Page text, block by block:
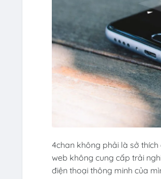
4chan không phải là sở
web không cung cấp trải
điện thoại thông minh của